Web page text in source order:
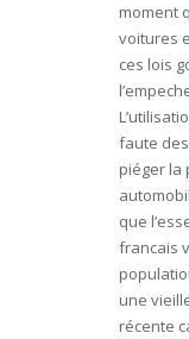
moment
voitures
ces lois
faute
piéger la
que
francais
une
récente